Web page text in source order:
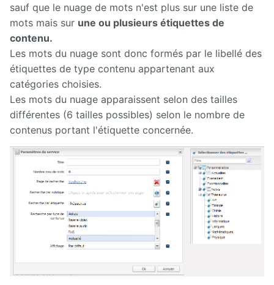
sauf que le nuage de mots n'est plus sur une liste de
mots mais sur une ou plusieurs étiquettes de
contenu.
Les mots du nuage sont donc formés par le libellé des
étiquettes de type contenu appartenant aux
catégories choisies.
Les mots du nuage apparaissent selon des tailles
différentes (6 tailles possibles) selon le nombre de
contenus portant l'étiquette concernée.